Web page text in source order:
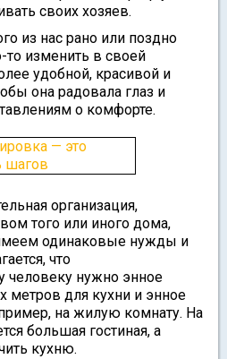
своих хозяев.
из нас рано или поздно
то изменить в своей
удобной, красивой и
она радовала глаз и
о комфорте.
организация,
того или иного дома,
одинаковые нужды и
что
человеку нужно энное
метров для кухни и энное
на жилую комнату. На
большая гостиная, а
кухню.